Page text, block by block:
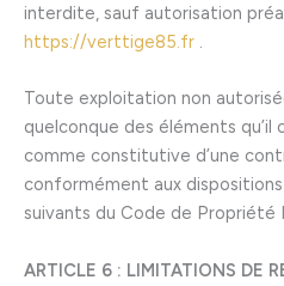
interdite, sauf autorisation
https://verttige85.fr .
Toute exploitation non
quelconque des éléments
comme constitutive d’une
conformément aux
suivants du Code de Propriété
ARTICLE 6 : LIMITATIONS DE